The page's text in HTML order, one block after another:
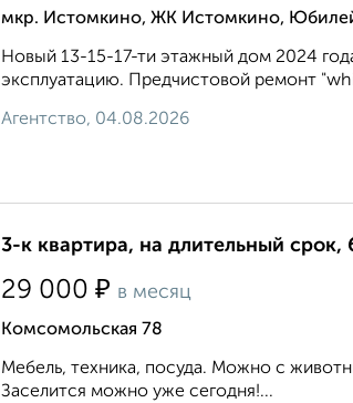
мкр. Истомкино, ЖК Истомкино,
Новый 13-15-17-ти этажный дом 2024
эксплуатацию. Предчистовой ремонт
Агентство, 04.08.2026
3-к квартира, на длительный срок,
29 000 ₽ в месяц
Комсомольская 78
Мебель, техника, посуда. Можно с
Заселится можно уже сегодня!...